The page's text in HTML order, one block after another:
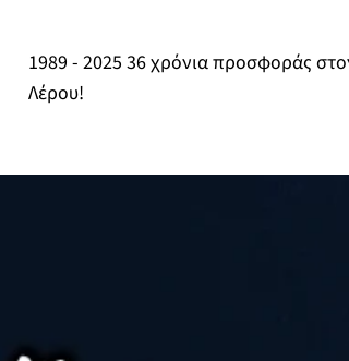
1989 - 2025 36 χρόνια προσφοράς
Λέρου!